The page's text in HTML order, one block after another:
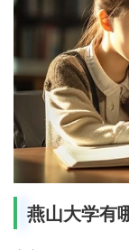
燕山大学有